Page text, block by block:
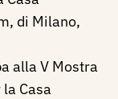
di Milano,
alla V Mostra
Casa